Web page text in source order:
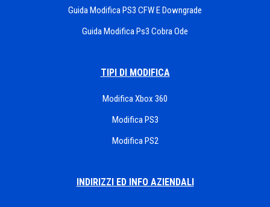
Guida Modifica PS3 CFW E Downgrade
Guida Modifica Ps3 Cobra Ode
TIPI DI MODIFICA
Modifica Xbox 360
Modifica PS3
Modifica PS2
INDIRIZZI ED INFO AZIENDALI